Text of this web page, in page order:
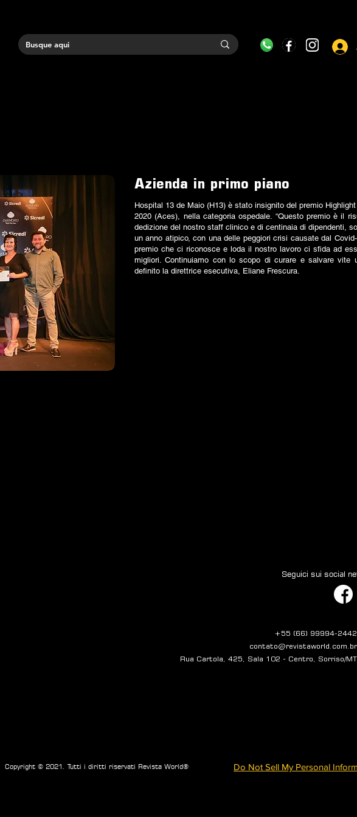
Azienda in primo piano
Hospital 13 de Maio (H13) è stato insignito del premio Highlight
2020 (Aces), nella categoria ospedale. “Questo premio è il
dedizione del nostro staff clinico e di centinaia di dipendenti,
un anno atipico, con una delle peggiori crisi causate dal
premio che ci riconosce e loda il nostro lavoro ci sfida ad
migliori. Continuiamo con lo scopo di curare e salvare vite
definito la direttrice esecutiva, Eliane Frescura.
Seguici sui social
+55 (66) 99994-2442
contato@revistaworld.com.br
Rua Cartola, 425, Sala 102 - Centro, Sorriso/MT
Copyright © 2021. Tutti i diritti riservati Revista World® Do Not Sell My Personal